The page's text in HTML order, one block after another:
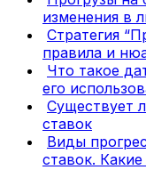
изменения в
Стратегия
правила и
Что такое
его
Существует
ставок
Виды
ставок.